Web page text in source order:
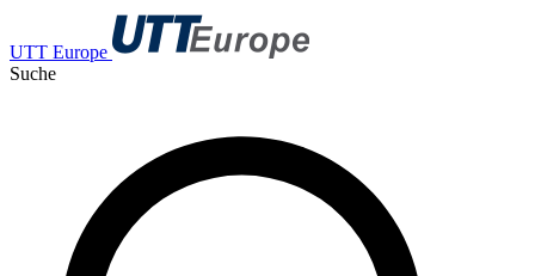
UTT Europe
Suche